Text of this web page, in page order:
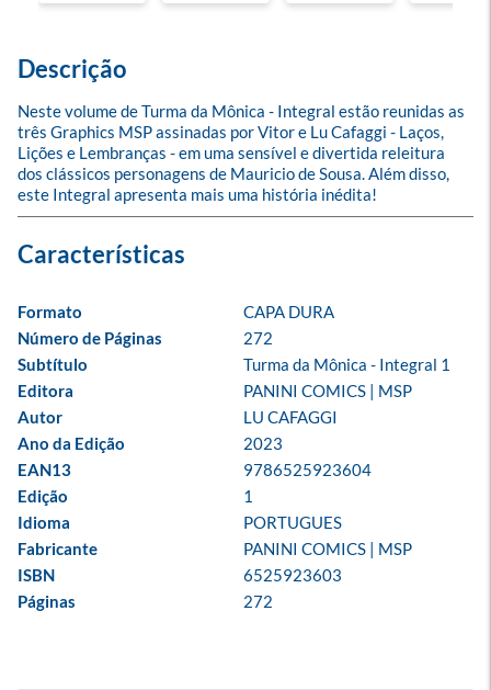
Descrição
Neste volume de Turma da Mônica - Integral estão reunidas as
três Graphics MSP assinadas por Vitor e Lu Cafaggi - Laços,
Lições e Lembranças - em uma sensível e divertida releitura
dos clássicos personagens de Mauricio de Sousa. Além disso,
este Integral apresenta mais uma história inédita!
Formato
CAPA DURA
Número de Páginas
272
Subtítulo
Turma da Mônica - Integral 1
Editora
PANINI COMICS | MSP
Autor
LU CAFAGGI
Ano da Edição
2023
EAN13
9786525923604
Edição
1
Idioma
PORTUGUES
Fabricante
PANINI COMICS | MSP
ISBN
6525923603
Páginas
272